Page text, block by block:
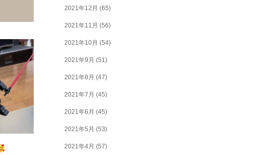
2021年12月 (65)
2021年11月 (56)
2021年10月 (54)
2021年9月 (51)
2021年8月 (47)
2021年7月 (45)
2021年6月 (45)
2021年5月 (53)
2021年4月 (57)